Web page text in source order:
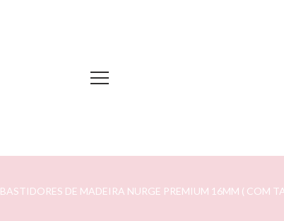
BASTIDORES DE MADEIRA NURGE PREMIUM 16MM ( COM